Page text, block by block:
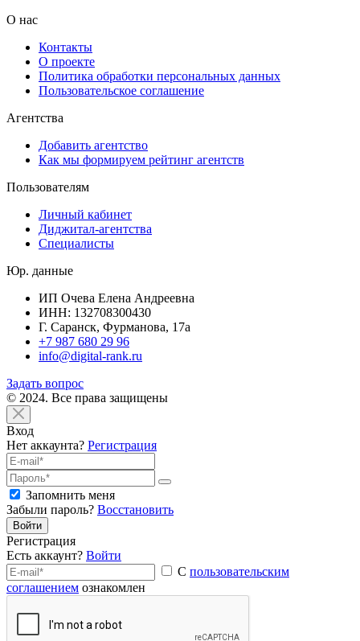
О нас
Контакты
О проекте
Политика обработки персональных данных
Пользовательское соглашение
Агентства
Добавить агентство
Как мы формируем рейтинг агентств
Пользователям
Личный кабинет
Диджитал-агентства
Специалисты
Юр. данные
ИП Очева Елена Андреевна
ИНН: 132708300430
Г. Саранск, Фурманова, 17а
+7 987 680 29 96
info@digital-rank.ru
Задать вопрос
© 2024. Все права защищены
Вход
Нет аккаунта? Регистрация
Запомнить меня
Забыли пароль? Восстановить
Войти
Регистрация
Есть аккаунт? Войти
С пользовательским
соглашением ознакомлен